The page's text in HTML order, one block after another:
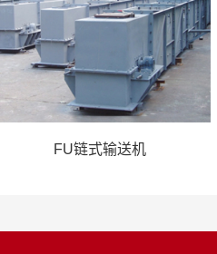
FU链式输送机